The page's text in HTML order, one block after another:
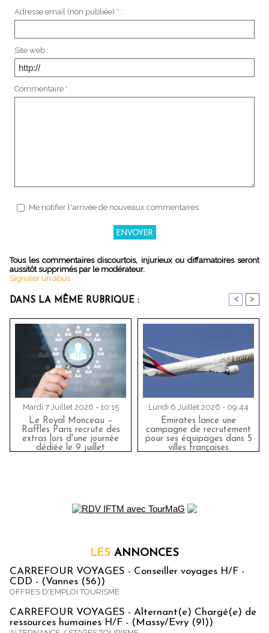
Adresse email (non publiée) * :
Site web :
Commentaire * :
Me notifier l'arrivée de nouveaux commentaires
Tous les commentaires discourtois, injurieux ou diffamatoires seront
aussitôt supprimés par le modérateur.
Signaler un abus
DANS LA MÊME RUBRIQUE : < >
Mardi 7 Juillet 2026 - 10:15
Le Royal Monceau –
Raffles Paris recrute des
extras lors d'une journée
dédiée le 9 juillet
Lundi 6 Juillet 2026 - 09:44
Emirates lance une
campagne de recrutement
pour ses équipages dans 5
villes françaises
LES ANNONCES
CARREFOUR VOYAGES - Conseiller voyages H/F -
CDD - (Vannes (56))
OFFRES D'EMPLOI TOURISME
CARREFOUR VOYAGES - Alternant(e) Chargé(e) de
ressources humaines H/F - (Massy/Evry (91))